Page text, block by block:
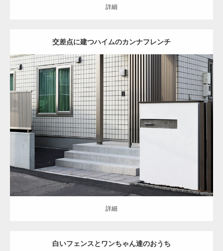
詳細
交差点に建つハイムのカンナフレンチ
クローズ モダン アプローチ 門まわり 塀 花壇 物置
インターロッキ
ング 門柱・機能門柱 フェンス 東区
詳細
詳細
白いフェンスとワンちゃん達のおうち